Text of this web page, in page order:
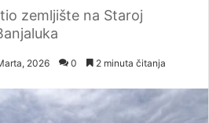
zemljište na Staroj
2026 0 2 minuta čitanja